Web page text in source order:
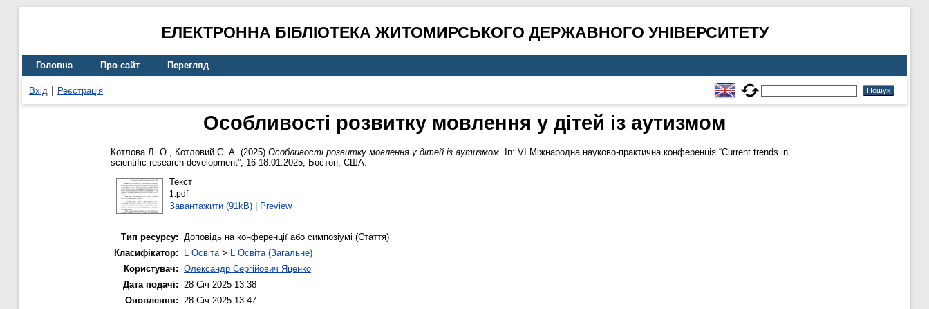
ЕЛЕКТРОННА БІБЛІОТЕКА ЖИТОМИРСЬКОГО ДЕРЖАВНОГО УНІВЕРСИТЕТУ
Головна Про сайт Перегляд
Вхід Реєстрація
Особливості розвитку мовлення у дітей із аутизмом
Котлова Л. О., Котловий С. А. (2025) Особливості розвитку мовлення у дітей із аутизмом.
In: VI Міжнародна науково-практична конференція “Current trends in
scientific research development”, 16-18.01.2025, Бостон, США.
Текст
1.pdf
Завантажити (91kB)| Preview
Тип ресурсу: Доповідь на конференції або симпозіумі (Стаття)
Класифікатор:
L Освіта> L Освіта (Загальне)
Користувач: Олександр Сергійович Яценко
Дата подачі: 28 Січ 2025 13:38
Оновлення: 28 Січ 2025 13:47